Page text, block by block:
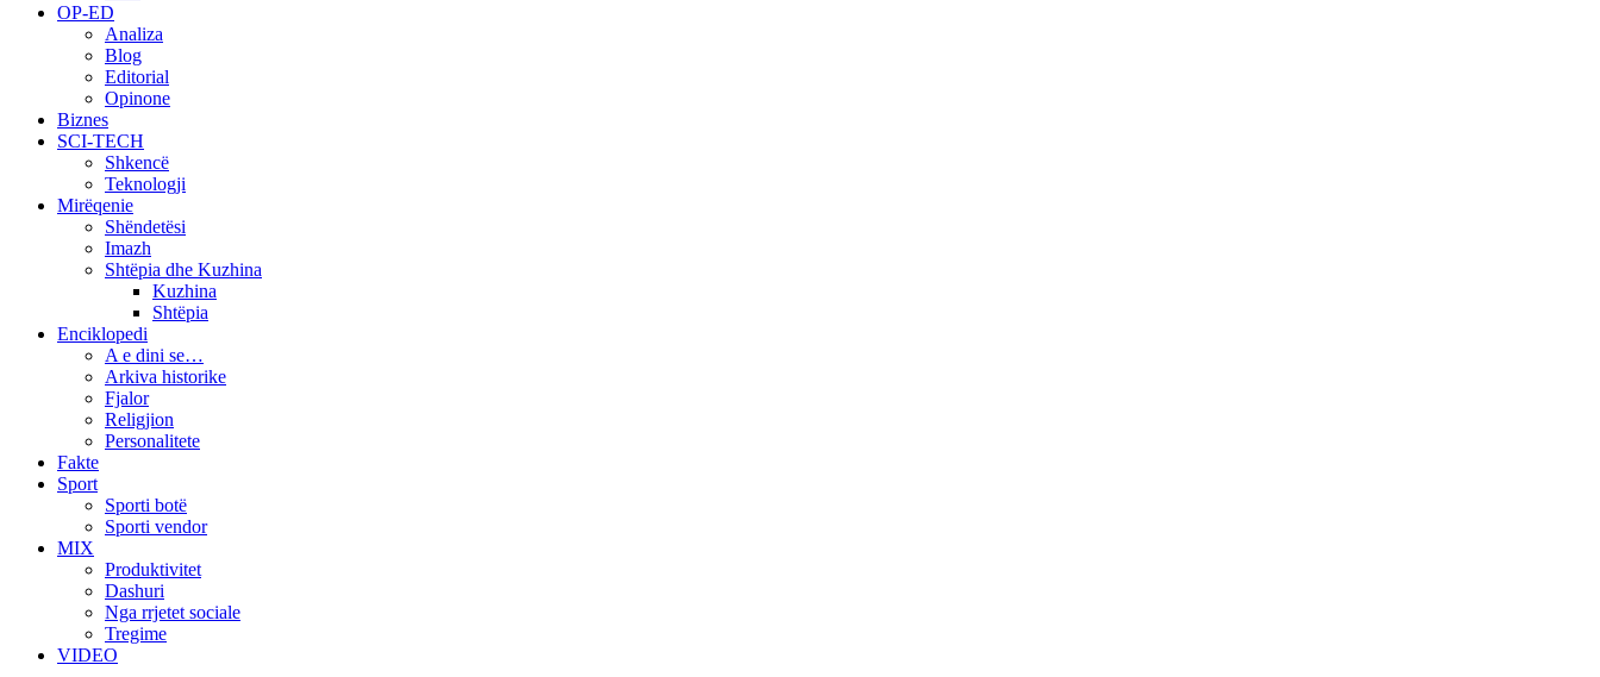
OP-ED
Analiza
Blog
Editorial
Opinone
Biznes
SCI-TECH
Shkencë
Teknologji
Mirëqenie
Shëndetësi
Imazh
Shtëpia dhe Kuzhina
Kuzhina
Shtëpia
Enciklopedi
A e dini se…
Arkiva historike
Fjalor
Religjion
Personalitete
Fakte
Sport
Sporti botë
Sporti vendor
MIX
Produktivitet
Dashuri
Nga rrjetet sociale
Tregime
VIDEO